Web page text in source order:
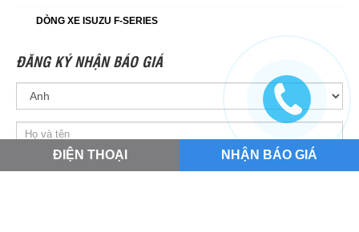
DÒNG XE ISUZU F-SERIES
ĐĂNG KÝ NHẬN BÁO GIÁ
ĐIỆN THOẠI NHẬN BÁO GIÁ